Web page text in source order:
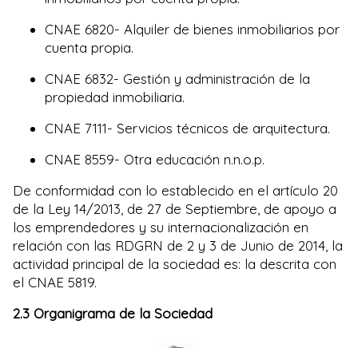
CNAE 6820- Alquiler de bienes inmobiliarios por
cuenta propia.
CNAE 6832- Gestión y administración de la
propiedad inmobiliaria.
CNAE 7111- Servicios técnicos de arquitectura.
CNAE 8559- Otra educación n.n.o.p.
De conformidad con lo establecido en el artículo 20
de la Ley 14/2013, de 27 de Septiembre, de apoyo a
los emprendedores y su internacionalización en
relación con las RDGRN de 2 y 3 de Junio de 2014, la
actividad principal de la sociedad es: la descrita con
el CNAE 5819.
2.3 Organigrama de la Sociedad